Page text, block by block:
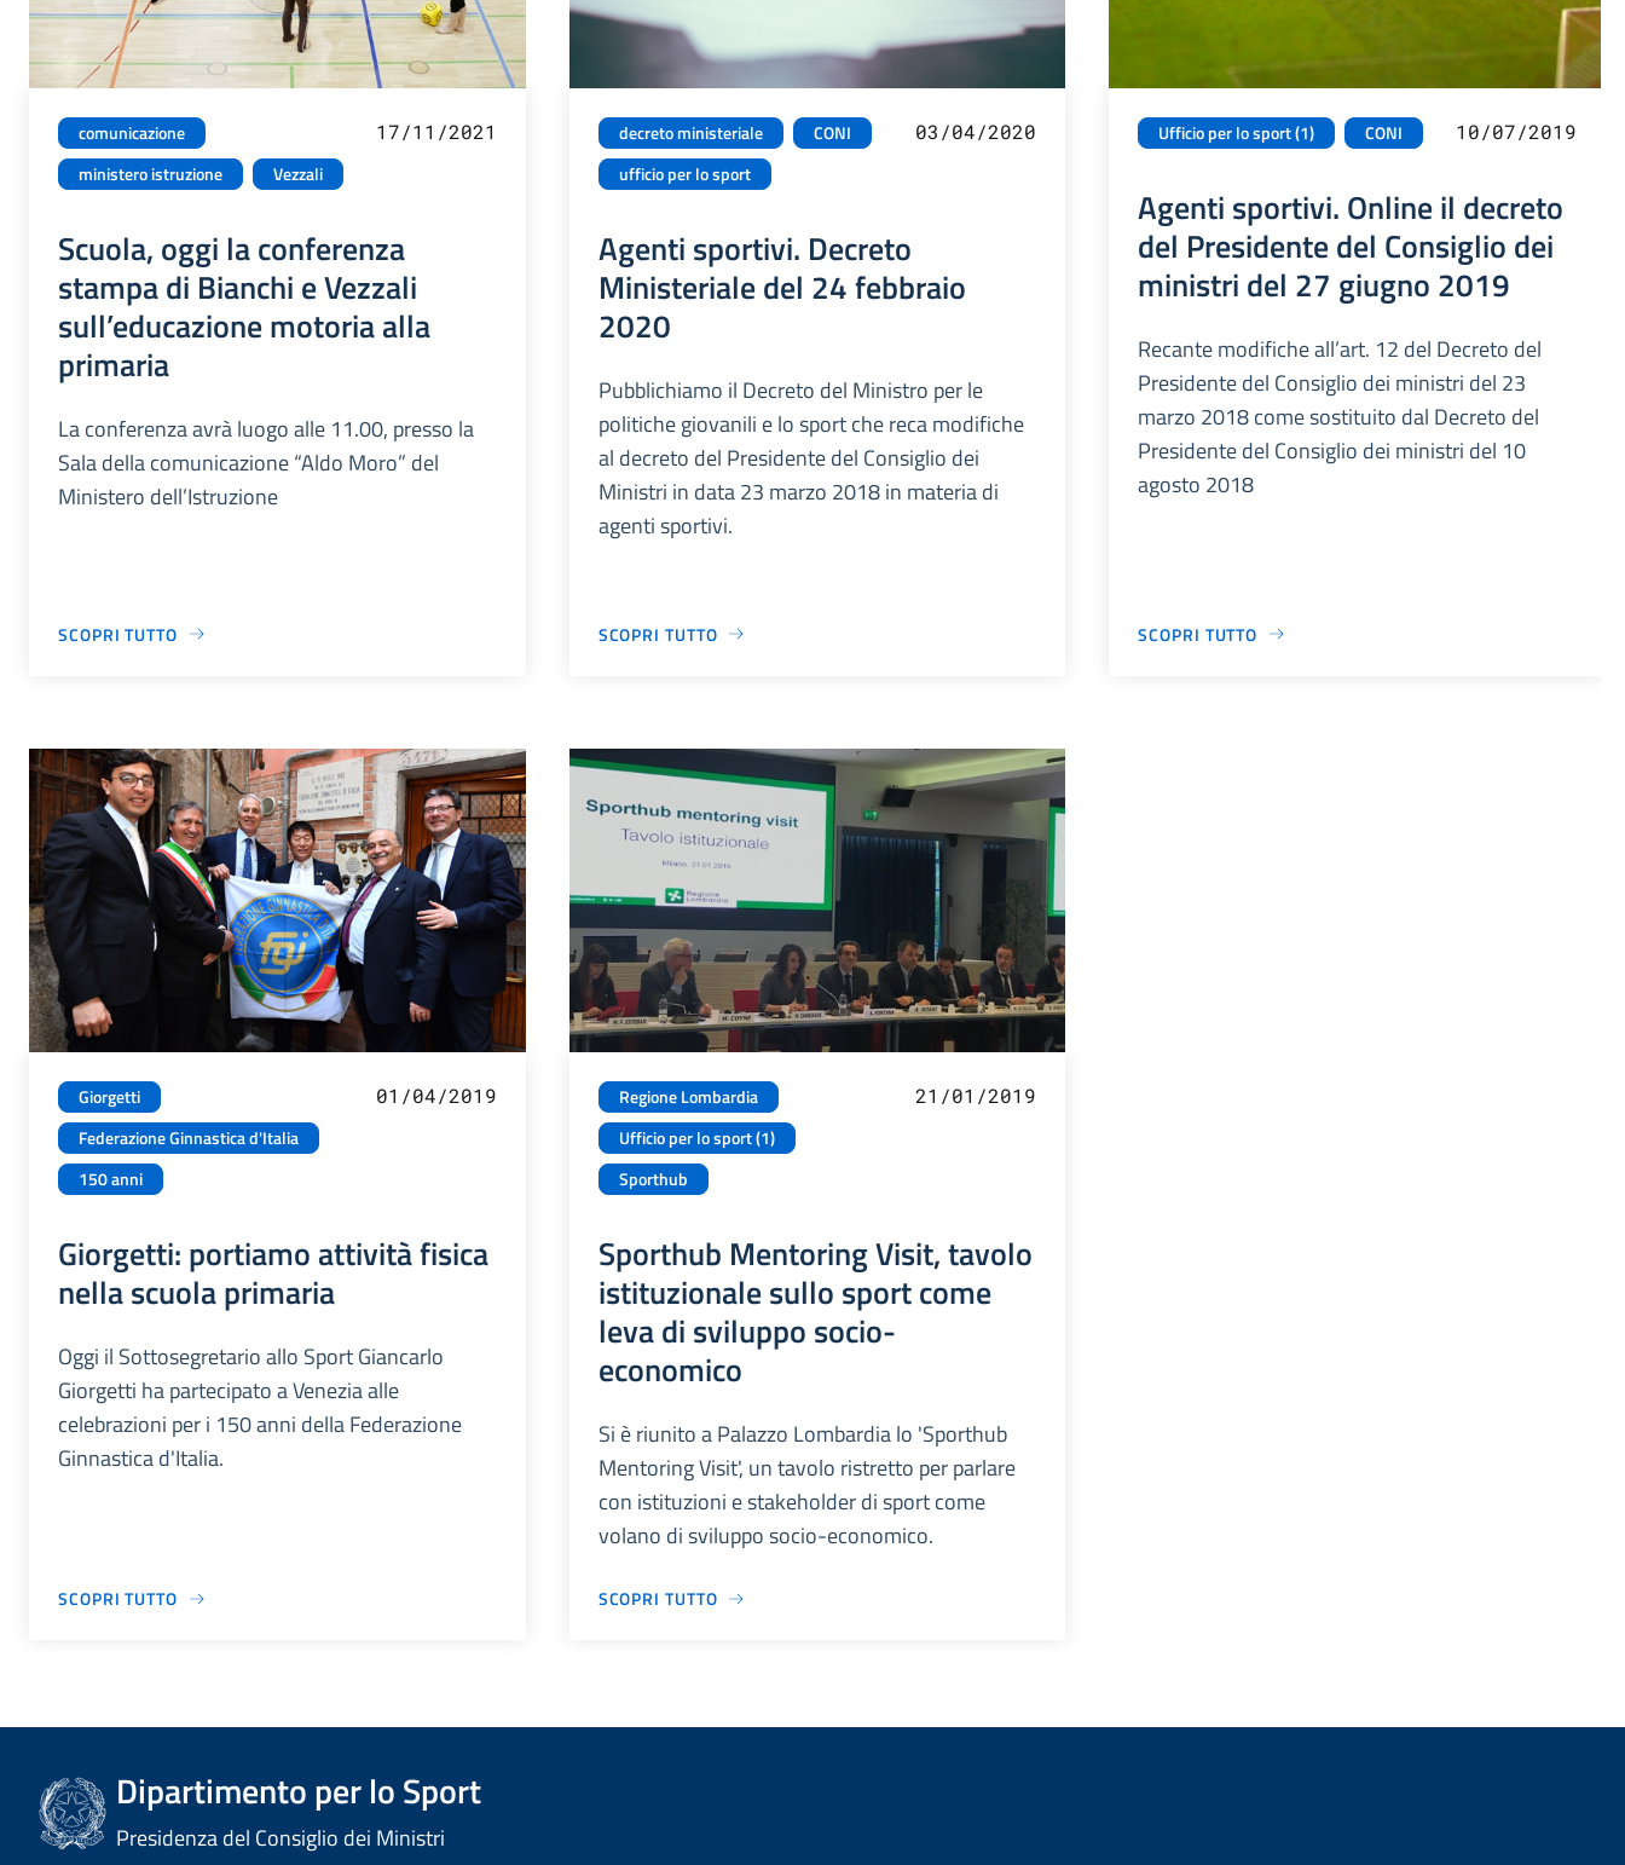
comunicazione
ministero istruzione
Vezzali
17/11/2021
Scuola, oggi la conferenza
stampa di Bianchi e Vezzali
sull’educazione motoria alla
primaria
La conferenza avrà luogo alle 11.00, presso la
Sala della comunicazione “Aldo Moro” del
Ministero dell’Istruzione
SCOPRI TUTTO
decreto ministeriale
CONI
ufficio per lo sport
03/04/2020
Agenti sportivi. Decreto
Ministeriale del 24 febbraio
2020
Pubblichiamo il Decreto del Ministro per le
politiche giovanili e lo sport che reca modifiche
al decreto del Presidente del Consiglio dei
Ministri in data 23 marzo 2018 in materia di
agenti sportivi.
SCOPRI TUTTO
Ufficio per lo sport (1) CONI 10/07/2019
Agenti sportivi. Online il decreto
del Presidente del Consiglio dei
ministri del 27 giugno 2019
Recante modifiche all’art. 12 del Decreto del
Presidente del Consiglio dei ministri del 23
marzo 2018 come sostituito dal Decreto del
Presidente del Consiglio dei ministri del 10
agosto 2018
SCOPRI TUTTO
Giorgetti
Federazione Ginnastica d'Italia
150 anni
01/04/2019
Giorgetti: portiamo attività fisica
nella scuola primaria
Oggi il Sottosegretario allo Sport Giancarlo
Giorgetti ha partecipato a Venezia alle
celebrazioni per i 150 anni della Federazione
Ginnastica d'Italia.
SCOPRI TUTTO
Regione Lombardia
Ufficio per lo sport (1)
Sporthub
21/01/2019
Sporthub Mentoring Visit, tavolo
istituzionale sullo sport come
leva di sviluppo socio-
economico
Si è riunito a Palazzo Lombardia lo 'Sporthub
Mentoring Visit', un tavolo ristretto per parlare
con istituzioni e stakeholder di sport come
volano di sviluppo socio-economico.
SCOPRI TUTTO
Dipartimento per lo Sport
Presidenza del Consiglio dei Ministri